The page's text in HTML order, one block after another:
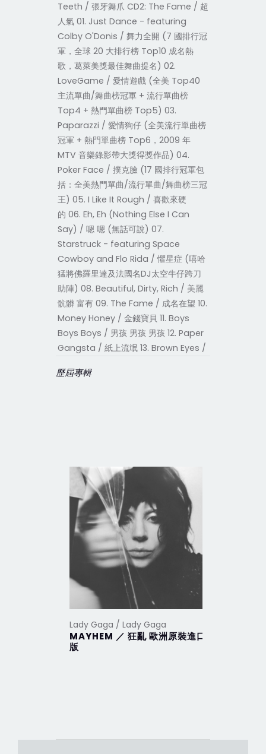
Teeth / 張牙舞爪 CD2: The Fame / 超
人氣 01. Just Dance - featuring
Colby O'Donis / 舞力全開 (7 國排行冠
軍，全球 20 大排行榜 Top10 成名熱
歌，葛萊美獎最佳舞曲提名) 02.
LoveGame / 愛情遊戲 (全美 Top40
主流單曲/舞曲榜冠軍 + 流行單曲榜
Top4 + 熱門單曲榜 Top5) 03.
Paparazzi / 愛情狗仔 (全美流行單曲榜
冠軍 + 熱門單曲榜 Top6，2009 年
MTV 音樂錄影帶大獎得獎作品) 04.
Poker Face / 撲克臉 (17 國排行冠軍包
括：全美熱門單曲/流行單曲/舞曲榜三冠
王) 05. I Like It Rough / 喜歡來硬
的 06. Eh, Eh (Nothing Else I Can
Say) / 嗯 嗯 (無話可說) 07.
Starstruck - featuring Space
Cowboy and Flo Rida / 懼星症 (嘻哈
猛將佛羅里達及法國名DJ太空牛仔跨刀
助陣) 08. Beautiful, Dirty, Rich / 美麗
骯髒 富有 09. The Fame / 成名在望 10.
Money Honey / 金錢寶貝 11. Boys
Boys Boys / 男孩 男孩 男孩 12. Paper
Gangsta / 紙上流氓 13. Brown Eyes /
歷屆專輯
Lady Gaga / Lady Gaga
MAYHEM ／ 狂亂 歐洲原裝進口
版